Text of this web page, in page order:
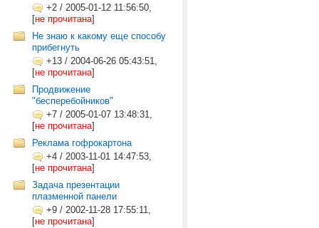
+2 / 2005-01-12 11:56:50,
[не прочитана]
Не знаю к какому еще способу
прибегнуть
+13 / 2004-06-26 05:43:51,
[не прочитана]
Продвижение
"бесперебойников"
+7 / 2005-01-07 13:48:31,
[не прочитана]
Реклама гофрокартона
+4 / 2003-11-01 14:47:53,
[не прочитана]
Задача презентации
плазменной панели
+9 / 2002-11-28 17:55:11,
[не прочитана]